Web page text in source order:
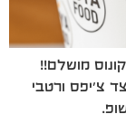
מושלם!!
צ'יפס ורטבי